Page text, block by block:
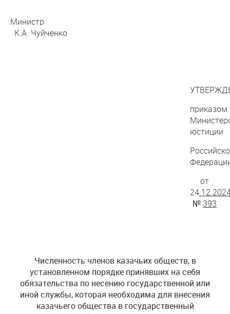
Министр
К.А. Чуйченко
приказом
юстиции
от
24
№ 393
Численность членов казачьих обществ, в
установленном порядке принявших на себя
обязательства по несению государственной или
иной службы, которая необходима для внесения
казачьего общества в государственный